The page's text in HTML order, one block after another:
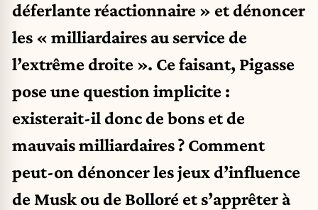
déferlante réactionnaire » et dénoncer
les « milliardaires au service de
l’extrême droite ». Ce faisant, Pigasse
pose une question implicite :
existerait-il donc de bons et de
mauvais milliardaires ? Comment
peut-on dénoncer les jeux d’influence
de Musk ou de Bolloré et s’apprêter à